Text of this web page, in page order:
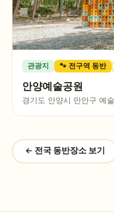
관광지 🐾 전구역 동반
안양예술공원
경기도 안양시 만안구 예
← 전국 동반장소 보기